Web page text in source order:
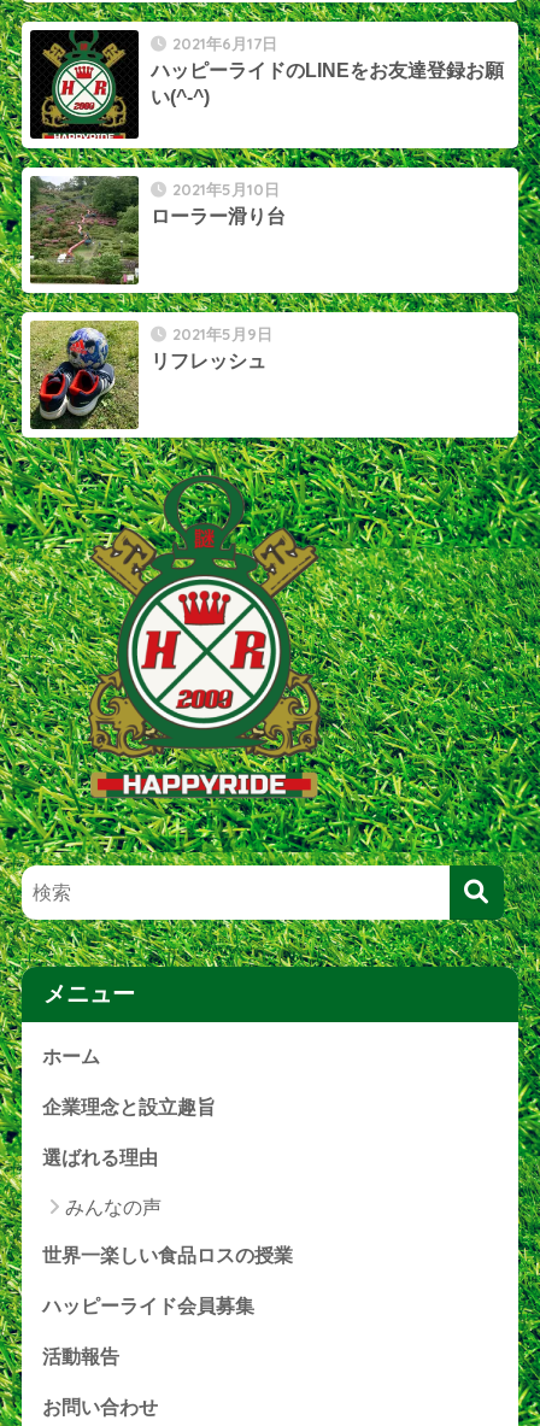
2021年6月17日
ハッピーライドのLINEをお友達登録お願
い(^-^)
2021年5月10日
ローラー滑り台
2021年5月9日
リフレッシュ
メニュー
ホーム
企業理念と設立趣旨
選ばれる理由
みんなの声
世界一楽しい食品ロスの授業
ハッピーライド会員募集
活動報告
お問い合わせ